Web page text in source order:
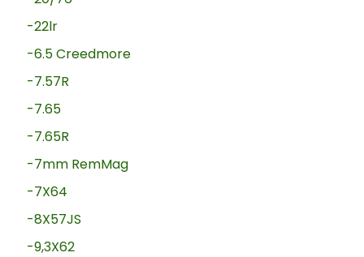
-22lr
-6.5 Creedmore
-7.57R
-7.65
-7.65R
-7mm RemMag
-7X64
-8X57JS
-9,3X62